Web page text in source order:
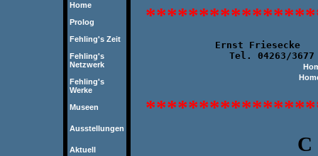
Home
Prolog
Fehling's Zeit
Fehling's
Netzwerk
Fehling's
Werke
Museen
Ausstellungen
Aktuell
Ernst Friesecke
Tel.
C